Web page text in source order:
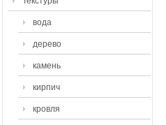
вода
дерево
камень
кирпич
кровля